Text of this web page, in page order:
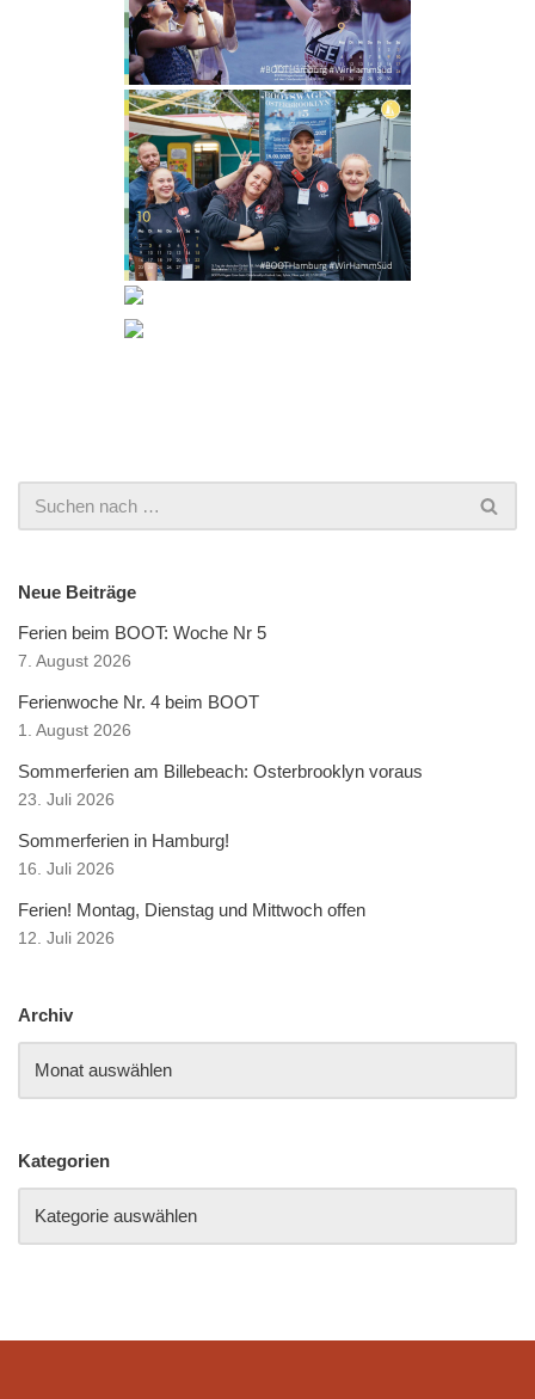
Neue Beiträge
Ferien beim BOOT: Woche Nr 5
7. August 2026
Ferienwoche Nr. 4 beim BOOT
1. August 2026
Sommerferien am Billebeach: Osterbrooklyn voraus
23. Juli 2026
Sommerferien in Hamburg!
16. Juli 2026
Ferien! Montag, Dienstag und Mittwoch offen
12. Juli 2026
Archiv
Kategorien